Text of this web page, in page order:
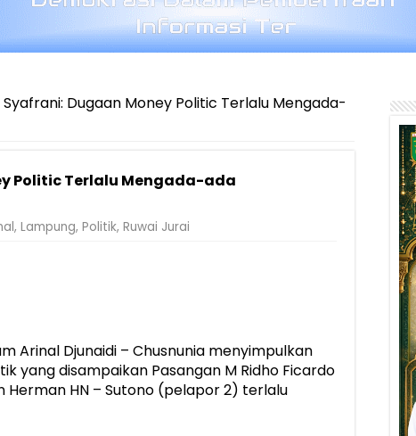
Syafrani: Dugaan Money Politic Terlalu Mengada-
Politic Terlalu Mengada-ada
, Lampung, Politik, Ruwai Jurai
Arinal Djunaidi – Chusnunia menyimpulkan
yang disampaikan Pasangan M Ridho Ficardo
Herman HN – Sutono (pelapor 2) terlalu